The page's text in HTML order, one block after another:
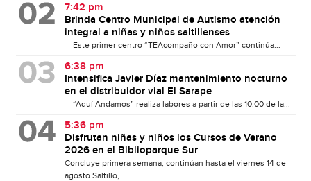
7:42 pm
Brinda Centro Municipal de Autismo atención
integral a niñas y niños saltillenses
Este primer centro “TEAcompaño con Amor” continúa...
6:38 pm
Intensifica Javier Díaz mantenimiento nocturno
en el distribuidor vial El Sarape
“Aquí Andamos” realiza labores a partir de las 10:00 de la...
5:36 pm
Disfrutan niñas y niños los Cursos de Verano
2026 en el Biblioparque Sur
Concluye primera semana, continúan hasta el viernes 14 de
agosto Saltillo,...